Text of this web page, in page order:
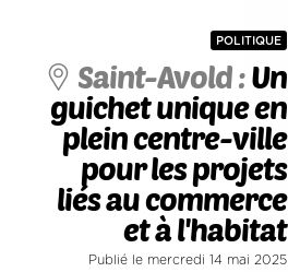
POLITIQUE
Saint-Avold :Un
guichet unique en
plein centre-ville
pour les projets
liés au commerce
et à l'habitat
Publié le mercredi 14 mai 2025